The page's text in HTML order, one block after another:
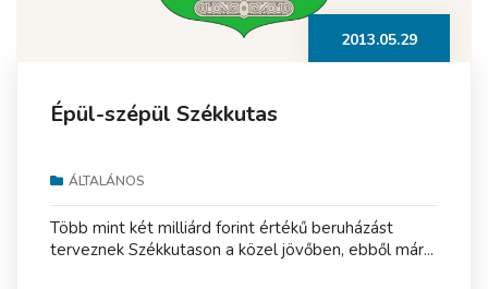
2013.05.29
Épül-szépül Székkutas
ÁLTALÁNOS
Több mint két milliárd forint értékű beruházást
terveznek Székkutason a közel jövőben, ebből már...